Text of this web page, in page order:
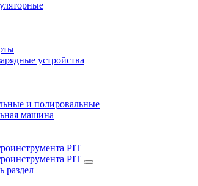
устройства
и полировальные
машина
PIT
PIT
раздел